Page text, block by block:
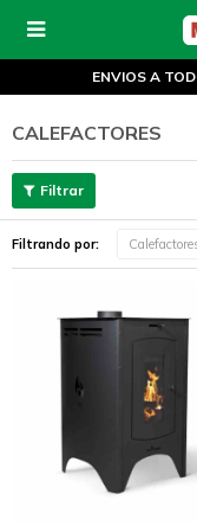

ENVIOS A
CALEFACTORES
Filtrando por: